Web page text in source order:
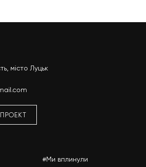
місто Луцьк
#Ми вплинули